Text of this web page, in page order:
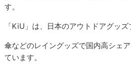
す。
「KiU」は、日本のアウトドアグッズ
傘などのレイングッズで国内高シェ
ています。